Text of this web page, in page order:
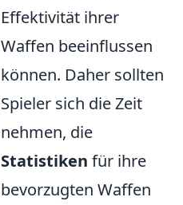
Effektivität ihrer
Waffen beeinflussen
können. Daher sollten
Spieler sich die Zeit
nehmen, die
Statistiken für ihre
bevorzugten Waffen